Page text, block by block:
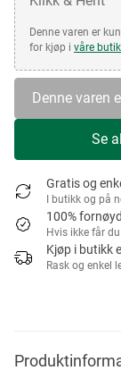
Denne varen er
for kjøp i våre
Denne varen
Se
Gratis og
I butikk og på
100%
Hvis ikke får
Kjøp i butikk
Rask og enkel